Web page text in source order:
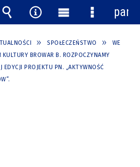
SPOŁECZEŃSTWO
WE
KULTURY BROWAR B. ROZPOCZYNAMY
EDYCJI PROJEKTU PN. „AKTYWNOŚĆ
Wyszukiwarka
Narzędzia
Menu
główne
Menu
panel